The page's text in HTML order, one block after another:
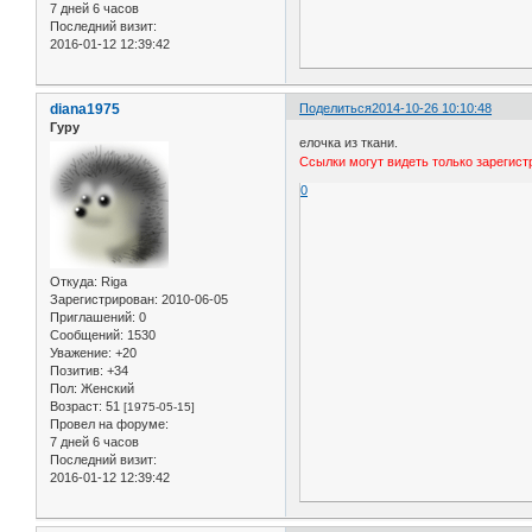
7 дней 6 часов
Последний визит:
2016-01-12 12:39:42
Поделиться2014-10-26 10:10:48
diana1975
Гуру
Откуда: Riga
Зарегистрирован: 2010-06-05
Приглашений: 0
Сообщений: 1530
Уважение: +20
Позитив: +34
Пол: Женский
Возраст: 51 [1975-05-15]
Провел на форуме:
7 дней 6 часов
Последний визит:
2016-01-12 12:39:42
елочка из ткани.
Ссылки могут видеть только
0